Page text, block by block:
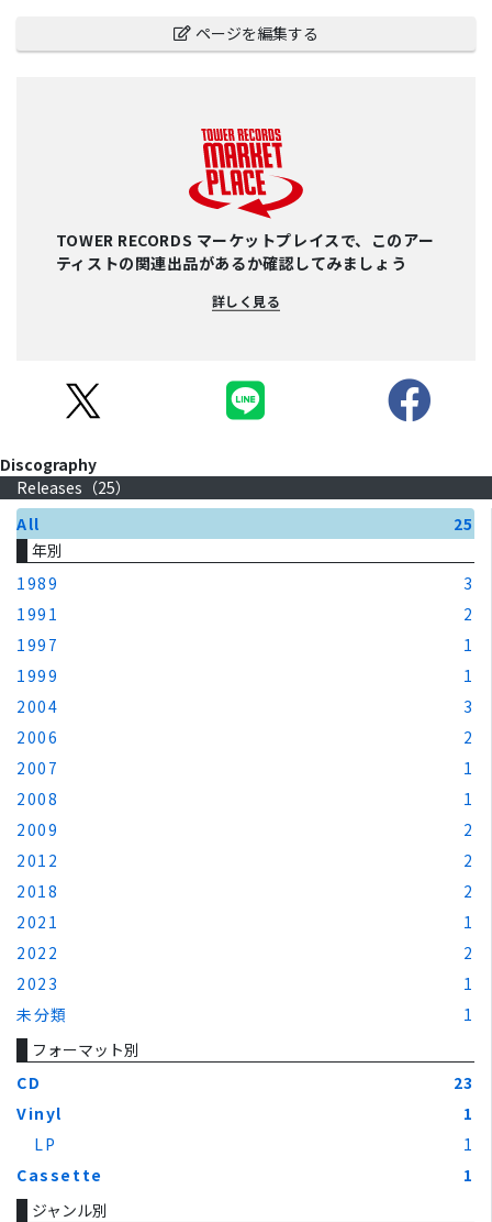
ページを編集する
TOWER RECORDS マーケットプレイスで、このアー
ティストの関連出品があるか確認してみましょう
詳しく見る
Discography
Releases（25）
All
25
年別
1989
3
1991
2
1997
1
1999
1
2004
3
2006
2
2007
1
2008
1
2009
2
2012
2
2018
2
2021
1
2022
2
2023
1
未分類
1
フォーマット別
CD
23
Vinyl
1
LP
1
Cassette
1
ジャンル別